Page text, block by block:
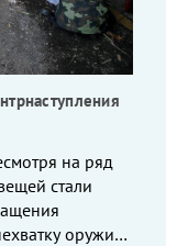
на ряд
стали
оружия,